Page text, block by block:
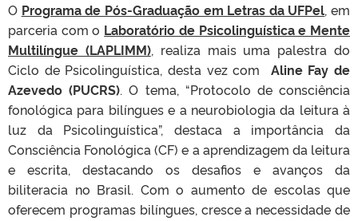
O Programa de Pós-Graduação em Letras da UFPel, em
parceria com o Laboratório de Psicolinguística e Mente
Multilíngue (LAPLIMM), realiza mais uma palestra do
Ciclo de Psicolinguística, desta vez com Aline Fay de
Azevedo (PUCRS). O tema, “Protocolo de consciência
fonológica para bilíngues e a neurobiologia da leitura à
luz da Psicolinguística”, destaca a importância da
Consciência Fonológica (CF) e a aprendizagem da leitura
e escrita, destacando os desafios e avanços da
biliteracia no Brasil. Com o aumento de escolas que
oferecem programas bilíngues, cresce a necessidade de